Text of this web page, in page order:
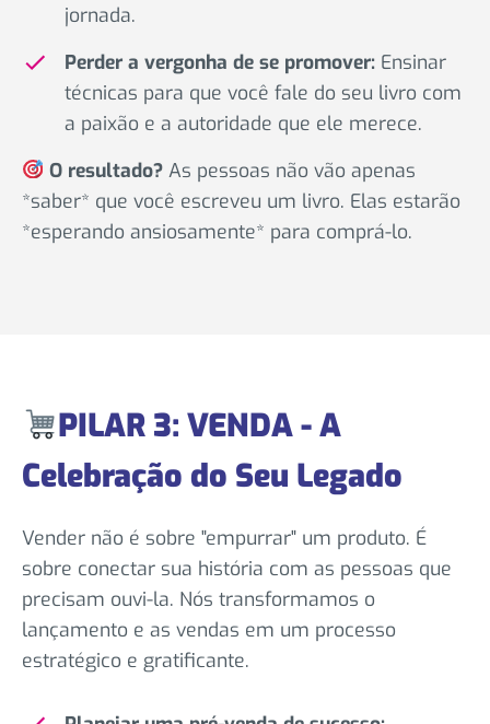
jornada.
Perder a vergonha de se promover: Ensinar
técnicas para que você fale do seu livro com
a paixão e a autoridade que ele merece.
O resultado? As pessoas não vão apenas
*saber* que você escreveu um livro. Elas estarão
*esperando ansiosamente* para comprá-lo.
PILAR 3: VENDA - A
Celebração do Seu Legado
Vender não é sobre "empurrar" um produto. É
sobre conectar sua história com as pessoas que
precisam ouvi-la. Nós transformamos o
lançamento e as vendas em um processo
estratégico e gratificante.